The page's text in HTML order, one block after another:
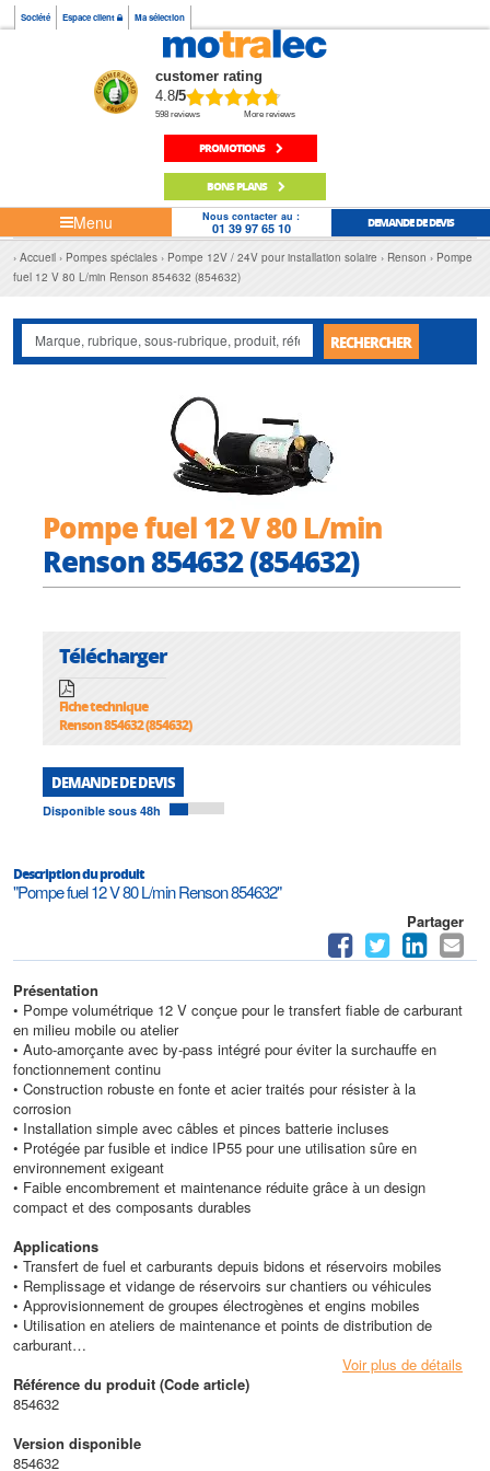
Société Espace client Ma sélection
customer rating
4.8/5
598 reviews More reviews
PROMOTIONS
BONS PLANS
Menu Nous contacter au :
01 39 97 65 10 DEMANDE DE DEVIS
Accueil Pompes spéciales Pompe 12V / 24V pour installation solaire Renson
Pompe
fuel 12 V 80 L/min Renson 854632 (854632)
RECHERCHER
Pompe fuel 12 V 80 L/min
Renson 854632 (854632)
Télécharger
Fiche technique
Renson 854632 (854632)
DEMANDE DE DEVIS
Disponible sous 48h
Description du produit
"Pompe fuel 12 V 80 L/min Renson 854632"
Partager
Présentation
• Pompe volumétrique 12 V conçue pour le transfert fiable de carburant
en milieu mobile ou atelier
• Auto-amorçante avec by-pass intégré pour éviter la surchauffe en
fonctionnement continu
• Construction robuste en fonte et acier traités pour résister à la
corrosion
• Installation simple avec câbles et pinces batterie incluses
• Protégée par fusible et indice IP55 pour une utilisation sûre en
environnement exigeant
• Faible encombrement et maintenance réduite grâce à un design
compact et des composants durables
Applications
• Transfert de fuel et carburants depuis bidons et réservoirs mobiles
• Remplissage et vidange de réservoirs sur chantiers ou véhicules
• Approvisionnement de groupes électrogènes et engins mobiles
• Utilisation en ateliers de maintenance et points de distribution de
carburant
Avantages
• Auto-amorçante pour démarrage rapide sans assistance externe
• Matériaux traités offrant une bonne résistance à la corrosion
• Montage sur patte pour fixation simple et stable
Voir plus de détails
Référence du produit (Code article)
854632
Version disponible
854632